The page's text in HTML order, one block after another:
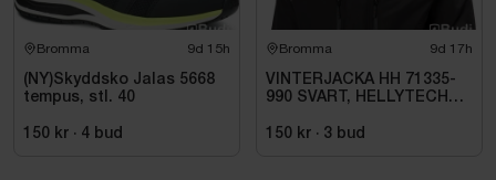
Bromma 9d 15h
(NY)Skyddsko Jalas 5668
tempus, stl. 40
150 kr · 4 bud
Bromma 9d 17h
VINTERJACKA HH 71335-
990 SVART, HELLYTECH
150 kr · 3 bud